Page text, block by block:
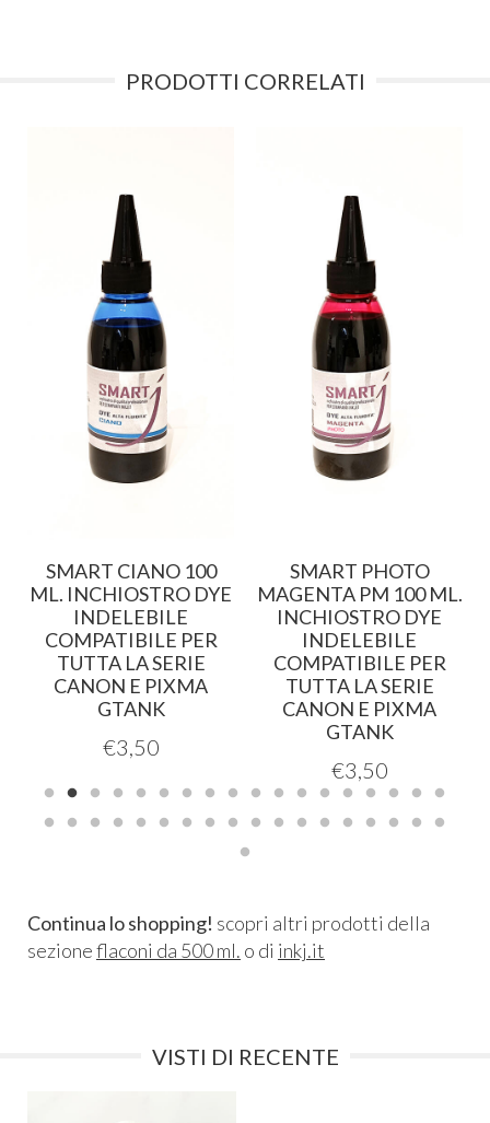
PRODOTTI CORRELATI
SMART CIANO 100
ML. INCHIOSTRO DYE
INDELEBILE
COMPATIBILE PER
TUTTA LA SERIE
CANON E PIXMA
GTANK
€3,50
SMART PHOTO
MAGENTA PM 100 ML.
INCHIOSTRO DYE
INDELEBILE
COMPATIBILE PER
TUTTA LA SERIE
CANON E PIXMA
GTANK
€3,50
Continua lo shopping! scopri altri prodotti della
sezioneflaconi da 500 ml. o di inkj.it
VISTI DI RECENTE